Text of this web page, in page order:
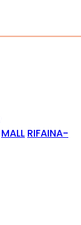
MALL RIFAINA-